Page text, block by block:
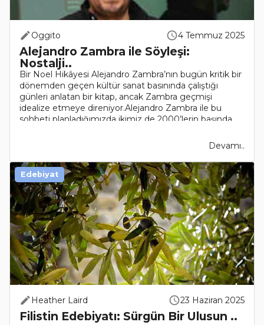
Oggito 4 Temmuz 2025
Alejandro Zambra ile Söyleşi:
Nostalji..
Bir Noel Hikâyesi Alejandro Zambra’nın bugün kritik bir
dönemden geçen kültür sanat basınında çalıştığı
günleri anlatan bir kitap, ancak Zambra geçmişi
idealize etmeye direniyor.Alejandro Zambra ile bu
sohbeti planladığımızda ikimiz de 2000’lerin başında..
Devamı..
Heather Laird 23 Haziran 2025
Filistin Edebiyatı: Sürgün Bir Ulusun ..
Edebiyat